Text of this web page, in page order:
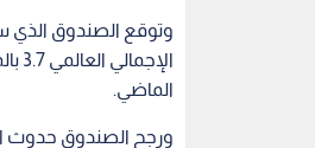
وتوقع الصندوق الذي
الماضي.
ورجح الصندوق حدوث